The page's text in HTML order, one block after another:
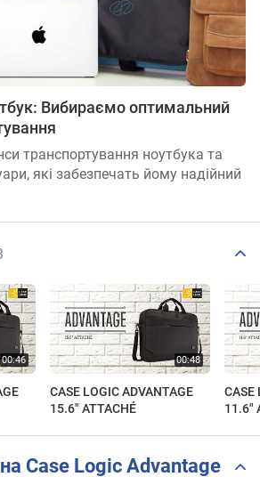
Вибираємо оптимальний
транспортування ноутбука та
які забезпечать йому надійний
CASE LOGIC ADVANTAGE
15.6" ATTACHÉ
CASE
11.6"
Case Logic Advantage